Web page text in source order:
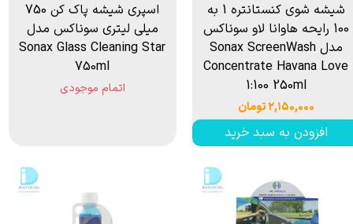
شیشه شوی کنستانتره 1 به
100 رایحه هاوانا لاو سوناکس
مدل Sonax ScreenWash
Concentrate Havana Love
1:100 250ml
۲,۱۵۰,۰۰۰ تومان
افزودن به سبد خرید
اسپری شیشه پاک کن 750
میلی لیتری سوناکس مدل
Sonax Glass Cleaning Star
750ml
اتمام موجودی